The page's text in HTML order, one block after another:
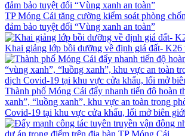
TP Móng Cái tăng cường kiểm soát phòng
đảm bảo tuyệt đối “Vùng xanh an toàn”
Khai giảng lớp bồi dưỡng về định giá đất- K26
Thành phố Móng Cái đẩy nhanh tiến độ hoàn
xanh”, “luồng xanh”, khu vực an toàn trong
Covid-19 tại khu vực cửa khẩu, lối mở biên giới